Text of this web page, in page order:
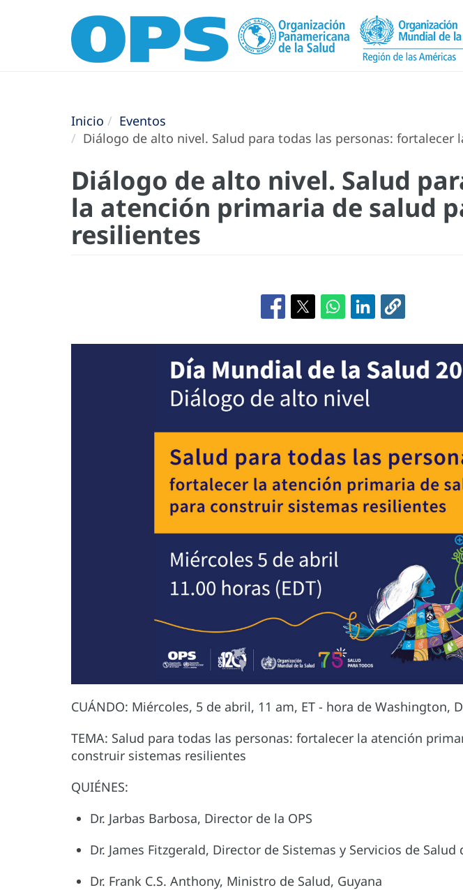
Inicio
Eventos
Diálogo de alto nivel. Salud para todas las personas:
Diálogo de alto nivel. Salud
la atención primaria de salud
resilientes
CUÁNDO: Miércoles, 5 de abril, 11 am, ET - hora de Washington,
TEMA: Salud para todas las personas: fortalecer la atención
construir sistemas resilientes
QUIÉNES:
Dr. Jarbas Barbosa, Director de la OPS
Dr. James Fitzgerald, Director de Sistemas y Servicios de Salud
Dr. Frank C.S. Anthony, Ministro de Salud, Guyana